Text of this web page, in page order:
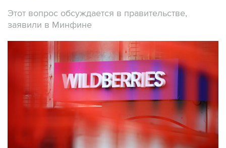
Этот вопрос обсуждается в правительстве,
заявили в Минфине